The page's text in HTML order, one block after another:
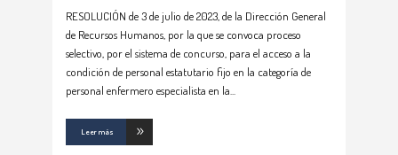
RESOLUCIÓN de 3 de julio de 2023, de la Dirección General
de Recursos Humanos, por la que se convoca proceso
selectivo, por el sistema de concurso, para el acceso a la
condición de personal estatutario fijo en la categoría de
personal enfermero especialista en la
Leer más